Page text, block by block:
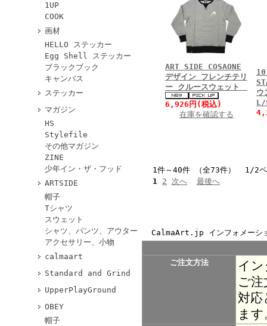
1UP
COOK
画材
HELLO ステッカー
Egg Shell ステッカー
ブラックブック
キャンバス
ステッカー
マガジン
HS
Stylefile
その他マガジン
ZINE
少年イン・ザ・フッド
ARTSIDE
帽子
Tシャツ
スウェット
シャツ、パンツ、アウター
アクセサリー、小物
calmaart
Standard and Grind
UpperPlayGround
OBEY
帽子
ART SIDE COSAONE
デザイン フレンチテリ
ー クルースウェット
6,926円(税込)
在庫を確認する
ウ
L/
1件～40件 （全73件） 1/2ペ
1 2 次へ 最後へ
CalmaArt.jp インフォメーシ
ご注文方法
イ
ご
対
ま